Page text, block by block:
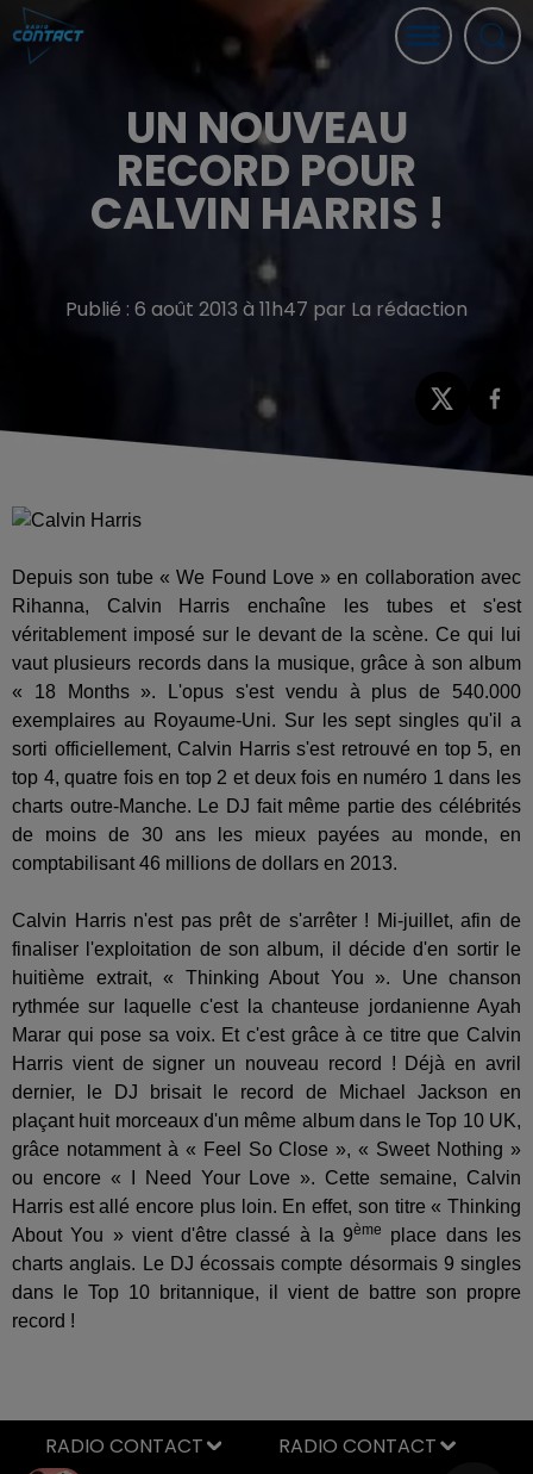
UN NOUVEAU
RECORD POUR
CALVIN HARRIS !
Publié : 6 août 2013 à 11h47 par La rédaction
Depuis son tube « We Found Love » en collaboration avec
Rihanna, Calvin Harris enchaîne les tubes et s'est
véritablement imposé sur le devant de la scène. Ce qui lui
vaut plusieurs records dans la musique, grâce à son album
« 18 Months ». L'opus s'est vendu à plus de 540.000
exemplaires au Royaume-Uni. Sur les sept singles qu'il a
sorti officiellement, Calvin Harris s'est retrouvé en top 5, en
top 4, quatre fois en top 2 et deux fois en numéro 1 dans les
charts outre-Manche. Le DJ fait même partie des célébrités
de moins de 30 ans les mieux payées au monde, en
comptabilisant 46 millions de dollars en 2013.
Calvin Harris n'est pas prêt de s'arrêter ! Mi-juillet, afin de
finaliser l'exploitation de son album, il décide d'en sortir le
huitième extrait, « Thinking About You ». Une chanson
rythmée sur laquelle c'est la chanteuse jordanienne Ayah
Marar qui pose sa voix. Et c'est grâce à ce titre que Calvin
Harris vient de signer un nouveau record ! Déjà en avril
dernier, le DJ brisait le record de Michael Jackson en
plaçant huit morceaux d'un même album dans le Top 10 UK,
grâce notamment à « Feel So Close », « Sweet Nothing »
ou encore « I Need Your Love ». Cette semaine, Calvin
Harris est allé encore plus loin. En effet, son titre « Thinking
About You » vient d'être classé à la 9ème
place dans les
charts anglais. Le DJ écossais compte désormais 9 singles
dans le Top 10 britannique, il vient de battre son propre
record !
RADIO CONTACT